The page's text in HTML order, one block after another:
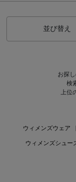
並び替え
お探
検
上位
ウィメンズウェア
ウィメンズシュー